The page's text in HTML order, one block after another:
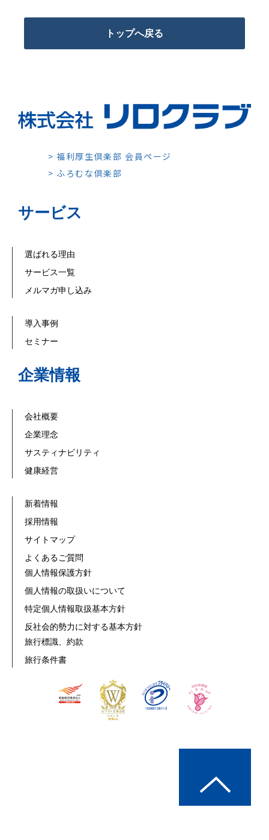
トップへ戻る
> 福利厚生倶楽部 会員ページ
> ふろむな倶楽部
サービス
選ばれる理由
サービス一覧
メルマガ申し込み
導入事例
セミナー
企業情報
会社概要
企業理念
サスティナビリティ
健康経営
新着情報
採用情報
サイトマップ
よくあるご質問
個人情報保護方針
個人情報の取扱いについて
特定個人情報取扱基本方針
反社会的勢力に対する基本方針
旅行標識、約款
旅行条件書